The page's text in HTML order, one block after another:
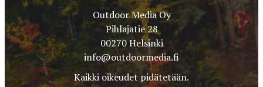
Outdoor Media Oy
Pihlajatie 28
00270 Helsinki
info@outdoormedia.fi
Kaikki oikeudet pidätetään.